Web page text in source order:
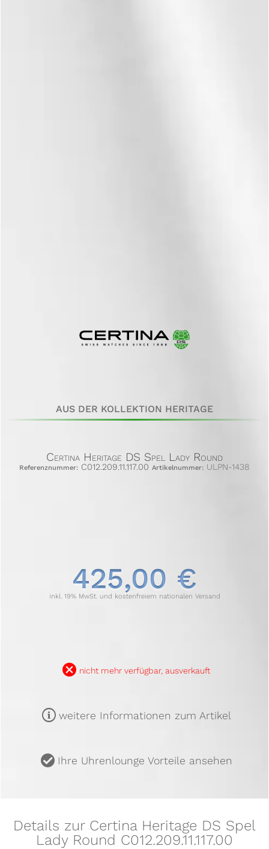
AUS DER KOLLEKTION HERITAGE
Certina Heritage DS Spel Lady Round
Referenznummer: C012.209.11.117.00 Artikelnummer: ULPN-1438
425,00 €
inkl. 19% MwSt. und kostenfreiem nationalen Versand
B nicht mehr verfügbar, ausverkauft
m weitere Informationen zum Artikel
u Ihre Uhrenlounge Vorteile ansehen
Details zur Certina Heritage DS Spel
Lady Round C012.209.11.117.00